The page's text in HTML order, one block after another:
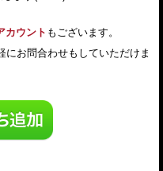
カウント もございます。
お問合わせもしていただけま